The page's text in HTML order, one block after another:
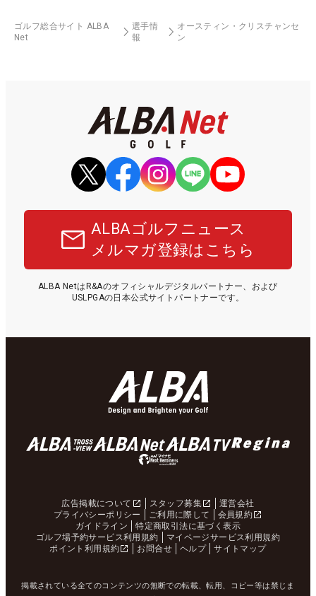
ゴルフ総合サイト ALBA
Net
選手情
報
オースティン・クリスチャンセ
ン
ALBAゴルフニュース
メルマガ登録はこちら
ALBA NetはR&Aのオフィシャルデジタルパートナー、および
USLPGAの日本公式サイトパートナーです。
広告掲載について スタッフ募集
運営会社
プライバシーポリシー
ご利用に際して
会員規約
ガイドライン
特定商取引法に基づく表示
ゴルフ場予約サービス利用規約
マイページサービス利用規約
ポイント利用規約
お問合せ ヘルプ サイトマップ
掲載されている全てのコンテンツの無断での転載、転用、コピー等は禁じま